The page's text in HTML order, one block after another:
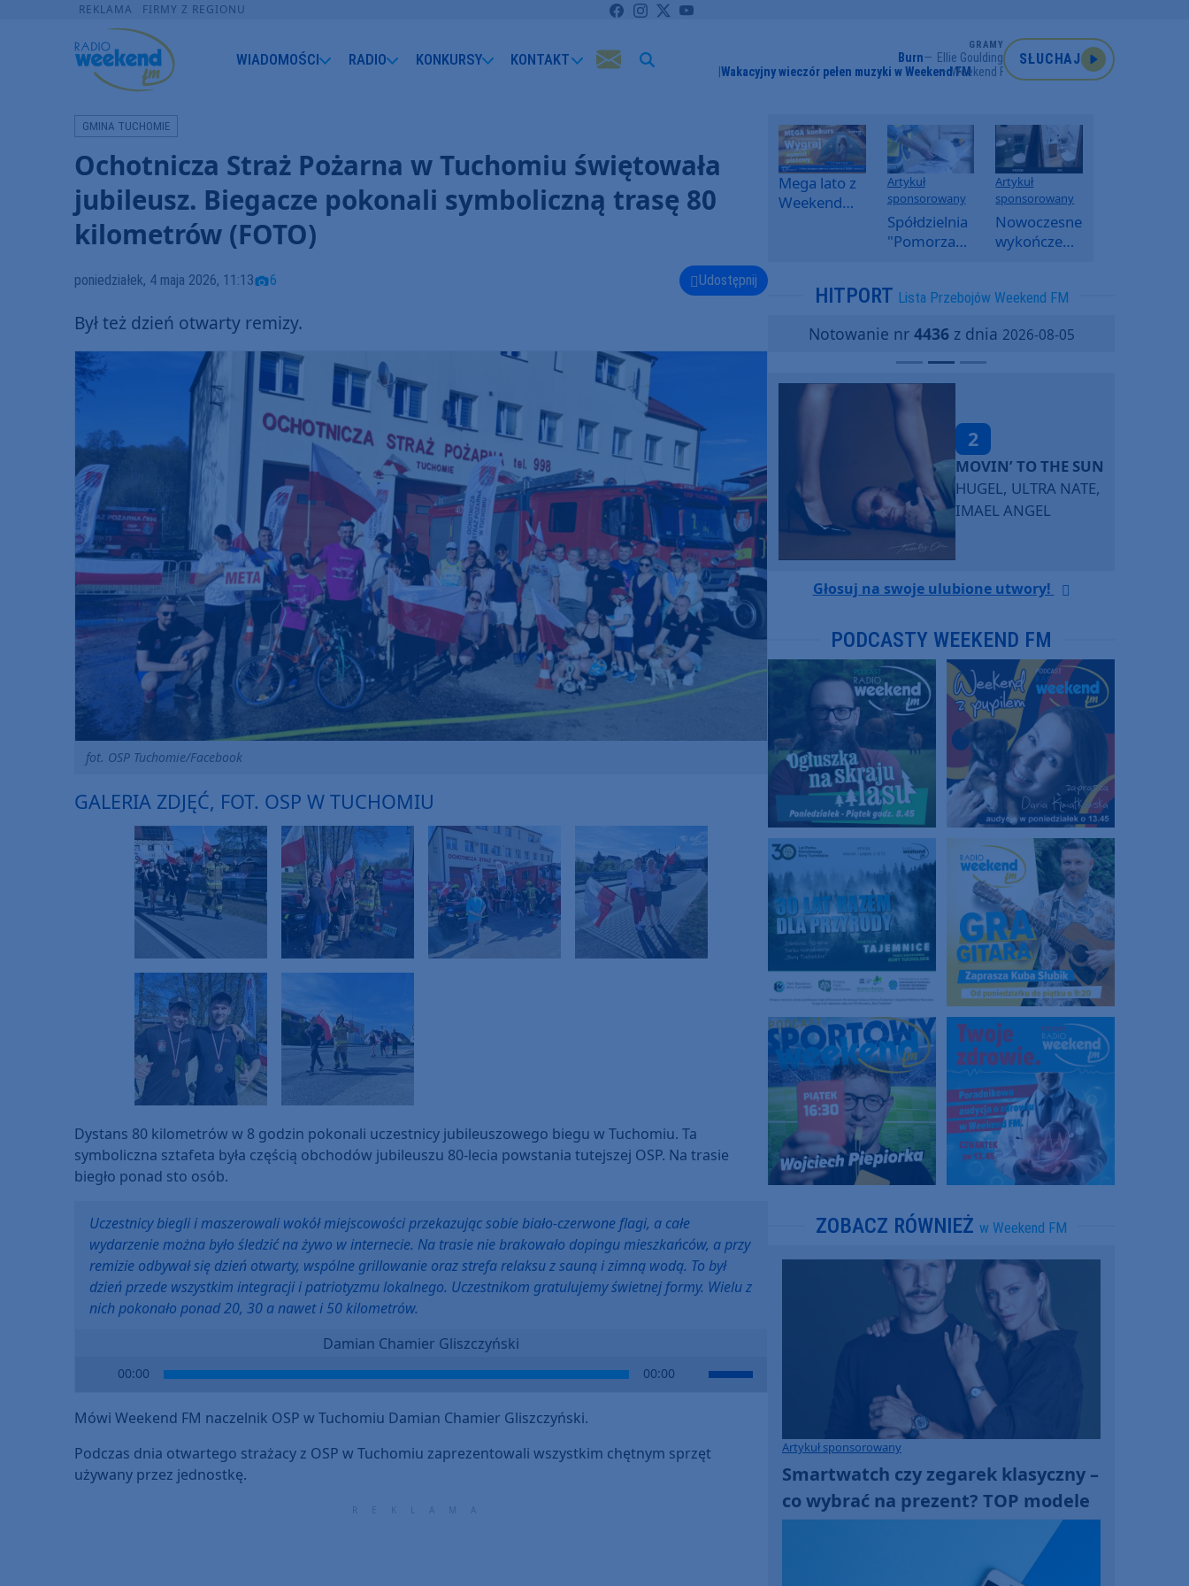
REKLAMA FIRMY Z REGIONU
WIADOMOŚCI RADIO KONKURSY KONTAKT
GRAMY
Burn
Ellie Goulding
Wakacyjny wieczór pełen muzyki w Weekend FMWeekend FM
SŁUCHAJ
GMINA TUCHOMIE
Ochotnicza Straż Pożarna w Tuchomiu świętowała
jubileusz. Biegacze pokonali symboliczną trasę 80
kilometrów (FOTO)
poniedziałek, 4 maja 2026, 11:13 6 Udostępnij
Był też dzień otwarty remizy.
fot. OSP Tuchomie/Facebook
GALERIA ZDJĘĆ, FOT. OSP W TUCHOMIU
Dystans 80 kilometrów w 8 godzin pokonali uczestnicy jubileuszowego biegu w Tuchomiu. Ta
symboliczna sztafeta była częścią obchodów jubileuszu 80-lecia powstania tutejszej OSP. Na trasie
biegło ponad sto osób.
Uczestnicy biegli i maszerowali wokół miejscowości przekazując sobie biało-czerwone flagi, a całe
wydarzenie można było śledzić na żywo w internecie. Na trasie nie brakowało dopingu mieszkańców, a przy
remizie odbywał się dzień otwarty, wspólne grillowanie oraz strefa relaksu z sauną i zimną wodą. To był
dzień przede wszystkim integracji i patriotyzmu lokalnego. Uczestnikom gratulujemy świetnej formy. Wielu z
nich pokonało ponad 20, 30 a nawet i 50 kilometrów.
Damian Chamier Gliszczyński
00:00 00:00
Use
to
Mówi Weekend FM naczelnik OSP w Tuchomiu Damian Chamier Gliszczyński.
Podczas dnia otwartego strażacy z OSP w Tuchomiu zaprezentowali wszystkim chętnym sprzęt
używany przez jednostkę.
Mega lato z
Weekend
Artykuł
sponsorowany
Spółdzielnia
"Pomorzanka"
informuje o
i ofertach
najmu
Artykuł
sponsorowany
Nowoczesne
wykończenia
SPC, WPC i
kamienny
HITPORT Lista Przebojów Weekend FM
Notowanie nr 4436z dnia 2026-08-05
2
MOVIN’ TO THE SUN
HUGEL, ULTRA NATE,
IMAEL ANGEL
Głosuj na swoje ulubione utwory!
PODCASTY WEEKEND FM
ZOBACZ RÓWNIEŻ w Weekend FM
Artykuł sponsorowany
Smartwatch czy zegarek klasyczny –
co wybrać na prezent? TOP modele